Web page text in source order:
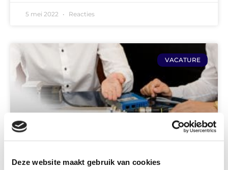
Deze website maakt gebruik van cookies
5 mei 2022 Reacties
VACATURE